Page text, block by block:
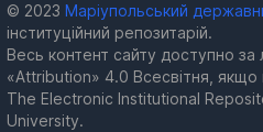
© 2023 Маріупольський
інституційний репозитарій.
Весь контент сайту доступно за
«Attribution» 4.0 Всесвітня, якщо
The Electronic Institutional
University.